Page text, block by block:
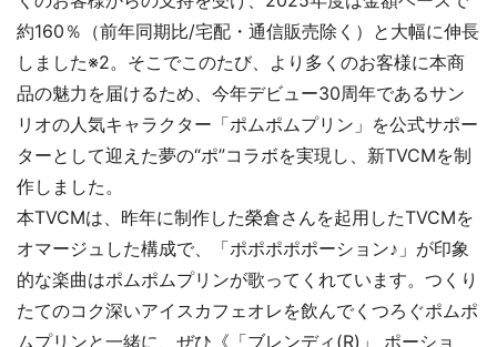
約160％（前年同期比/宅配・通信販売除く）と大幅に伸長
しました※2。そこでこのたび、より多くのお客様に本商
品の魅力を届けるため、今年デビュー30周年であるサン
リオの人気キャラクター「ポムポムプリン」を公式サポー
ターとして迎えた夢の“ポ”コラボを実現し、新TVCMを制
作しました。
本TVCMは、昨年に制作した榮倉さんを起用したTVCMを
オマージュした構成で、「ポポポポポーション♪」が印象
的な楽曲はポムポムプリンが歌ってくれています。つくり
たてのコク深いアイスカフェオレを飲んでくつろぐポムポ
ムプリンと一緒に、ぜひ《「ブレンディ(R)」 ポーショ